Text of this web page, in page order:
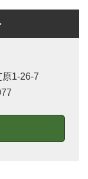
1-26-7